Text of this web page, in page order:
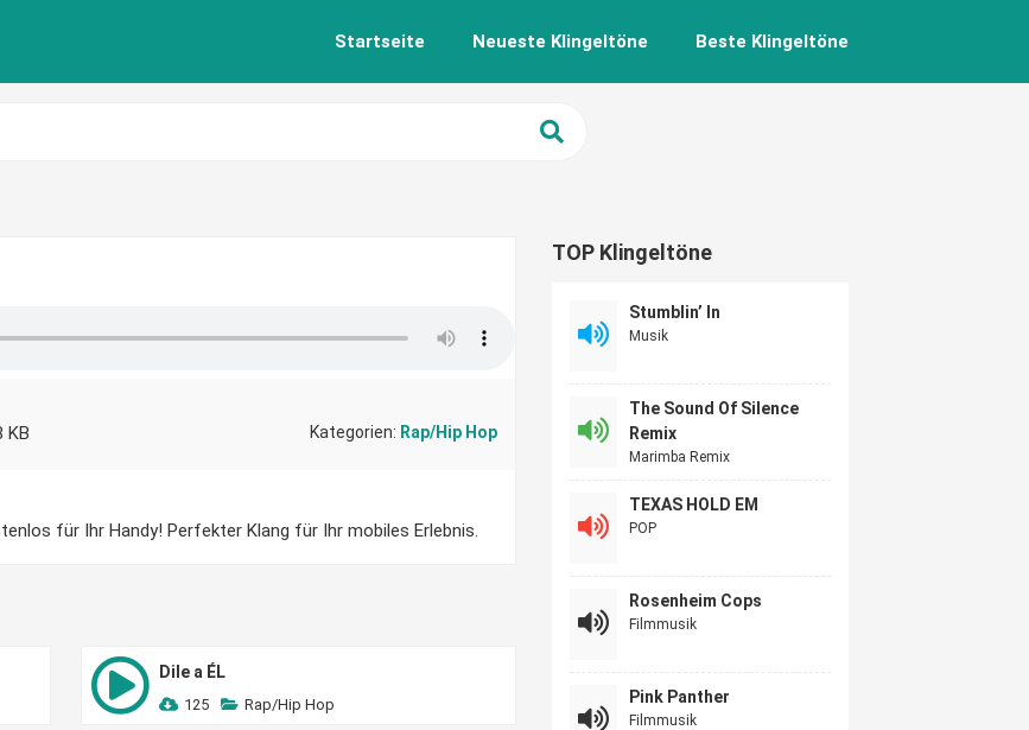
Startseite Neueste Klingeltöne Beste Klingeltöne
KB Kategorien: Rap/Hip Hop
für Ihr Handy! Perfekter Klang für Ihr mobiles Erlebnis.
Dile a ÉL
125 Rap/Hip Hop
TOP Klingeltöne
Stumblin’ In
Musik
The Sound Of Silence
Remix
Marimba Remix
TEXAS HOLD EM
POP
Rosenheim Cops
Filmmusik
Pink Panther
Filmmusik